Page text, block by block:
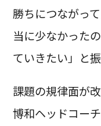
勝ちにつながっ
当に少なかった
ていきたい」と振
課題の規律面が
博和ヘッドコー